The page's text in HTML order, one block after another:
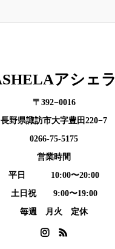
アシェラ
〒392−0016
長野県諏訪市大字豊田220−7
0266-75-5175
営業時間
平日 10:00〜20:00
土日祝 9:00〜19:00
毎週 月火 定休